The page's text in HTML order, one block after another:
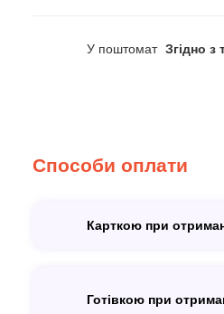
У поштомат Згідно з
Способи оплати
Карткою при
Готівкою при